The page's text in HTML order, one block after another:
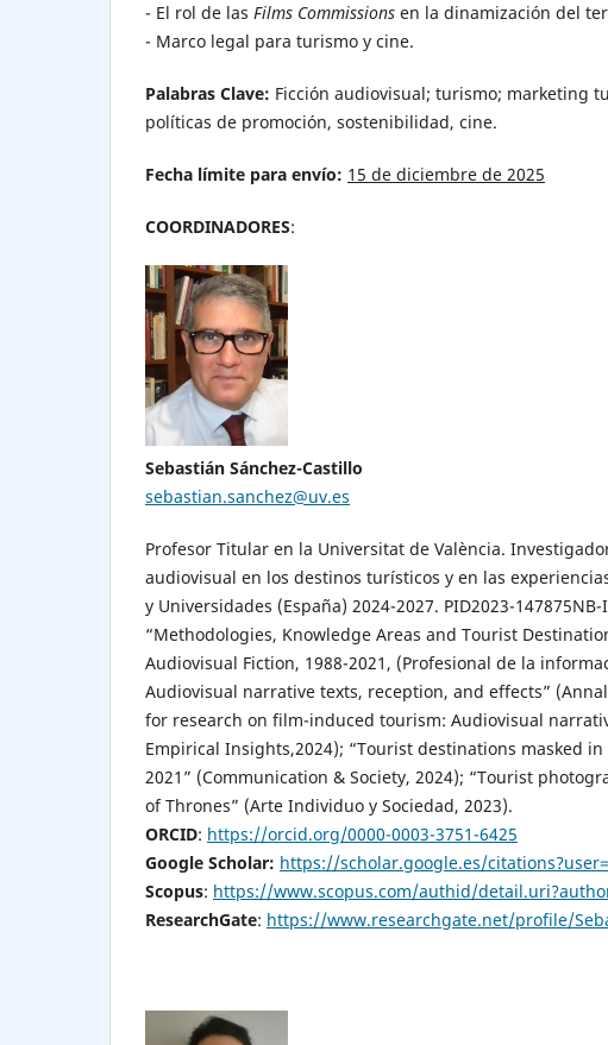
- El rol de las Films Commissions en la dinamización del
- Marco legal para turismo y cine.
Palabras Clave: Ficción audiovisual; turismo; marketing
políticas de promoción, sostenibilidad, cine.
Fecha límite para envío: 15 de diciembre de 2025
COORDINADORES:
Sebastián Sánchez-Castillo
sebastian.sanchez@uv.es
Profesor Titular en la Universitat de València.
audiovisual en los destinos turísticos y en las
y Universidades (España) 2024-2027. PID2023-
“Methodologies, Knowledge Areas and Tourist
Audiovisual Fiction, 1988-2021, (Profesional de la
Audiovisual narrative texts, reception, and effects”
for research on film-induced tourism: Audiovisual
Empirical Insights,2024); “Tourist destinations masked
2021” (Communication & Society, 2024); “Tourist
of Thrones” (Arte Individuo y Sociedad, 2023).
ORCID: https://orcid.org/0000-0003-3751-6425
Google Scholar: https://scholar.google.es/
Scopus: https://www.scopus.com/authid/
ResearchGate: https://www.researchgate.net/profile/